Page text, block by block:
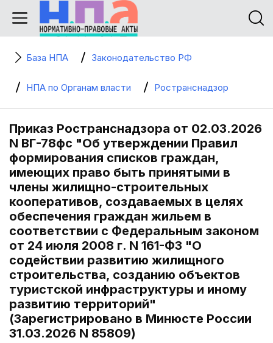
База НПА Законодательство РФ
НПА по Органам власти Ространснадзор
Приказ Ространснадзора от 02.03.2026
N ВГ-78фс "Об утверждении Правил
формирования списков граждан,
имеющих право быть принятыми в
члены жилищно-строительных
кооперативов, создаваемых в целях
обеспечения граждан жильем в
соответствии с Федеральным законом
от 24 июля 2008 г. N 161-ФЗ "О
содействии развитию жилищного
строительства, созданию объектов
туристской инфраструктуры и иному
развитию территорий"
(Зарегистрировано в Минюсте России
31.03.2026 N 85809)